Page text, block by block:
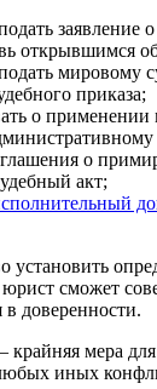
заявление
открывшимся
мировому
приказа;
о
о
акт;
установить
сможет
в доверенности.
мера
иных